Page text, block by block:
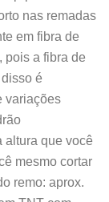
nas remadas
em fibra de
pois a fibra de
é
variações
altura que você
mesmo cortar
remo: aprox.